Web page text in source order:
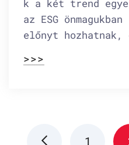
k a két trend
az ESG
előnyt
>>>
1